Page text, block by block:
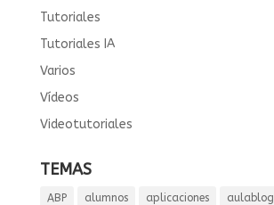
Tutoriales
Tutoriales IA
Varios
Vídeos
Videotutoriales
TEMAS
ABP alumnos aplicaciones aulablog